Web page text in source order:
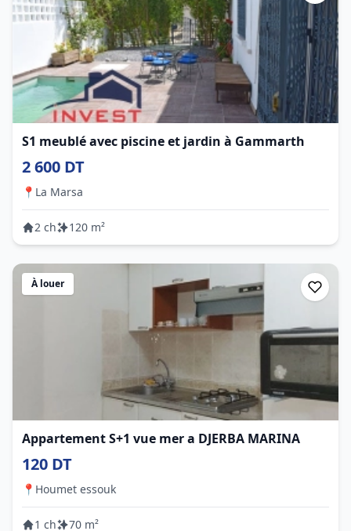
S1 meublé avec piscine et jardin à Gammarth
2 600 DT
📍 La Marsa
2 ch 120 m²
À louer
Appartement S+1 vue mer a DJERBA MARINA
120 DT
📍 Houmet essouk
1 ch 70 m²